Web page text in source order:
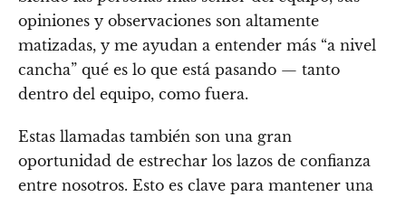
opiniones y observaciones son altamente
matizadas, y me ayudan a entender más “a nivel
cancha” qué es lo que está pasando — tanto
dentro del equipo, como fuera.
Estas llamadas también son una gran
oportunidad de estrechar los lazos de confianza
entre nosotros. Esto es clave para mantener una